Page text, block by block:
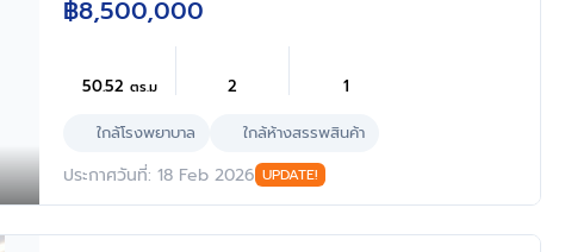
฿8,500,000
50.52 ตร.ม 2 1
ใกล้โรงพยาบาล ใกล้ห้างสรรพสินค้า
ประกาศวันที่: 18 Feb 2026 UPDATE!